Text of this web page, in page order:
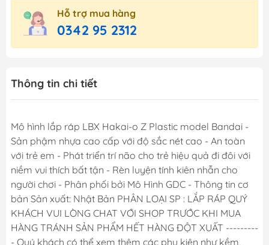
Hỗ trợ mua hàng
0342 95 2312
Thông tin chi tiết
Mô hình lắp ráp LBX Hakai-o Z Plastic model Bandai -
Sản phậm nhựa cao cấp với độ sắc nét cao - An toàn
với trẻ em - Phát triển trí não cho trẻ hiệu quả đi đôi với
niềm vui thích bất tận - Rèn luyện tính kiên nhẫn cho
người chơi - Phân phối bởi Mô Hình GDC - Thông tin cơ
bản Sản xuất: Nhật Bản PHÂN LOẠI SP : LẮP RÁP QUÝ
KHÁCH VUI LÒNG CHAT VỚI SHOP TRƯỚC KHI MUA
HÀNG TRÁNH SẢN PHẨM HẾT HÀNG ĐỘT XUẤT ---------
- Quý khách có thể xem thêm các phụ kiện như kềm,